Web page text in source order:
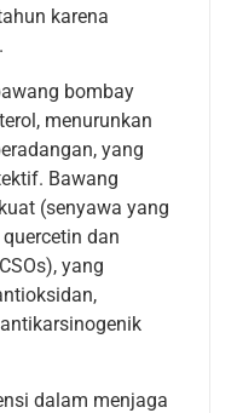
karena
bombay
menurunkan
yang
Bawang
(senyawa yang
dan
yang
dalam menjaga